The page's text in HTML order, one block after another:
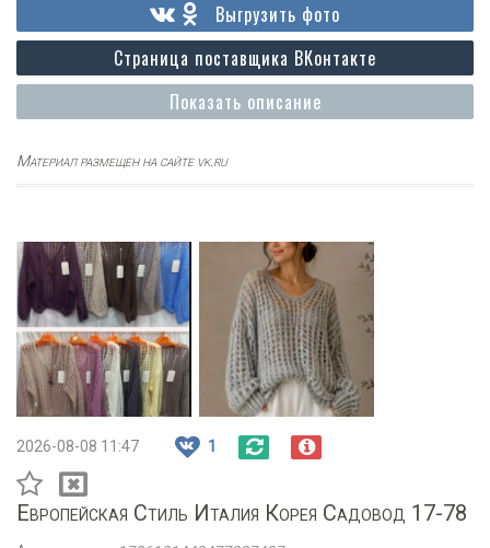
Показать описание
Страница поставщика ВКонтакте
Выгрузить фото
Материал размещен на сайте vk.ru
2026-08-08 11:47 1
Европейская Стиль Италия Корея Садовод 17-78